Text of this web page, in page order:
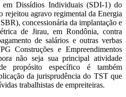
em Dissídios Individuais (SDI-1) do
rejeitou agravo regimental da Energia
concessionária da implantação e
de Jirau, em Rondônia, contra
de salários e outras verbas
Construções e Empreendimentos
não seja sua principal atividade
propósito específico é também
da jurisprudência do TST que
trabalhistas de empreiteiras.